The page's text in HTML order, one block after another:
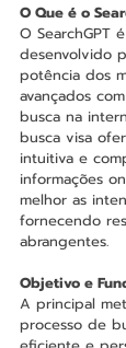
O Que é o
O SearchGPT
desenvolvido
potência dos
avançados
busca na
busca visa
intuitiva e
informações
melhor as
fornecendo
abrangentes.
Objetivo e
A principal
processo de